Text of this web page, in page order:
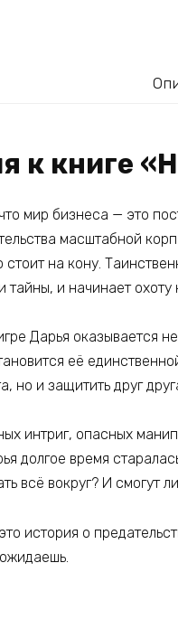
к книге
мир бизнеса — это
масштабной
на кону.
тайны, и начинает охоту
Дарья оказывается
её
но и защитить друг
интриг, опасных
долгое время
всё вокруг? И смогут
история о